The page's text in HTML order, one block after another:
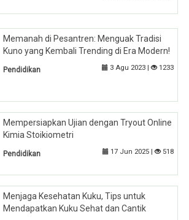
Memanah di Pesantren: Menguak Tradisi
Kuno yang Kembali Trending di Era Modern!
Pendidikan 3 Agu 2023 | 1233
Mempersiapkan Ujian dengan Tryout Online
Kimia Stoikiometri
Pendidikan 17 Jun 2025 | 518
Menjaga Kesehatan Kuku, Tips untuk
Mendapatkan Kuku Sehat dan Cantik